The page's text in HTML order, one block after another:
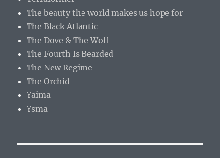
The beauty the world makes us hope for
The Black Atlantic
The Dove & The Wolf
The Fourth Is Bearded
The New Regime
The Orchid
Yaima
Ysma